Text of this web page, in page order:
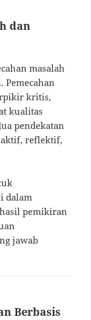
dan
masalah
Pemecahan
kritis,
kualitas
pendekatan
aktif, reflektif,
dalam
pemikiran
jawab
Berbasis